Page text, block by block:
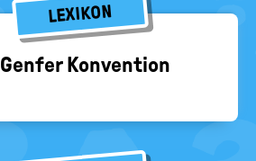
LEXIKON
Gen­fer Kon­ven­ti­on